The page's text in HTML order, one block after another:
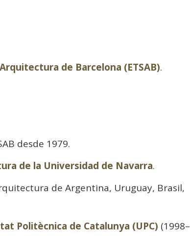
de Barcelona (ETSAB).
desde 1979.
de la Universidad de Navarra.
de Argentina, Uruguay, Brasil,
Politècnica de Catalunya (UPC) (1998–